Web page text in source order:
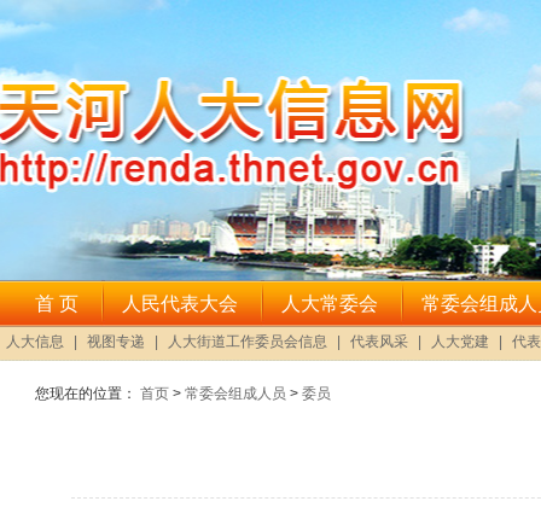
您现在的位置： 首页 > 常委会组成人员 > 委员